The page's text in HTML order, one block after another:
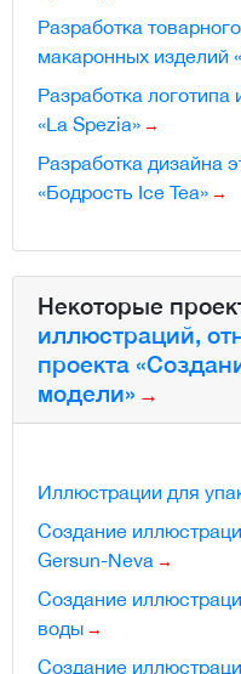
Разработка
макаронных изделий
Разработка логотипа
«La Spezia»
Разработка дизайна
«Бодрость Ice Tea»
Некоторые
иллюстраций,
проекта
модели»
Иллюстрации для
Создание
Gersun-Neva
Создание
воды
Создание